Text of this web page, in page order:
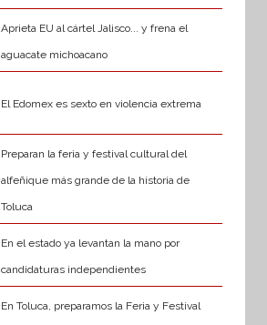
Aprieta EU al cártel Jalisco... y frena el
aguacate michoacano
El Edomex es sexto en violencia extrema
Preparan la feria y festival cultural del
alfeñique más grande de la historia de
Toluca
En el estado ya levantan la mano por
candidaturas independientes
En Toluca, preparamos la Feria y Festival